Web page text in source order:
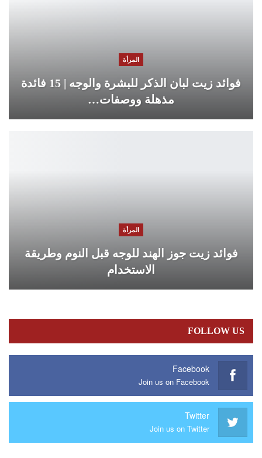
المرأة
فوائد زيت لبان الذكر للبشرة والوجه | 15 فائدة
مذهلة ووصفات…
المرأة
فوائد زيت جوز الهند للوجه قبل النوم وطريقة
الاستخدام
FOLLOW US
Facebook
Join us on Facebook
Twitter
Join us on Twitter